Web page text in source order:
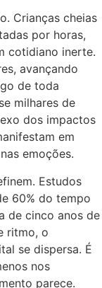
Crianças cheias
por horas,
cotidiano inerte.
avançando
de toda
milhares de
dos impactos
em
emoções.
Estudos
60% do tempo
de cinco anos de
ritmo, o
se dispersa. É
nos
parece.